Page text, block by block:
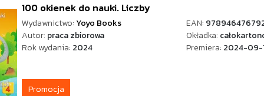
100 okienek do nauki. Liczby
Wydawnictwo: Yoyo Books EAN:
Autor: praca zbiorowa Okładka:
Rok wydania: 2024 Premiera: 2024-09-
Promocja